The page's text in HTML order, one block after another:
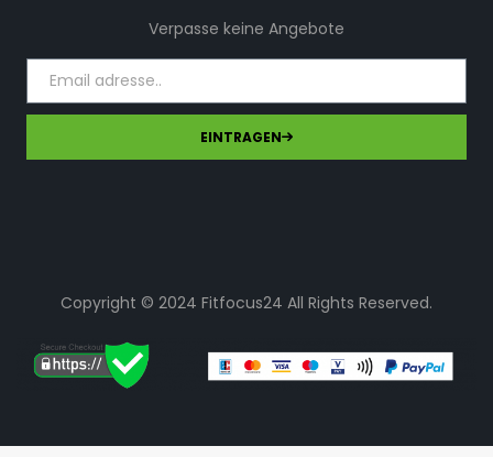
Verpasse keine Angebote
EINTRAGEN
Copyright © 2024 Fitfocus24 All Rights Reserved.